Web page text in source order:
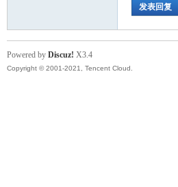
发表回复
Powered by Discuz! X3.4
Copyright © 2001-2021, Tencent Cloud.